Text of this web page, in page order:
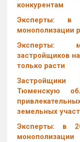
конкурентам
Эксперты: в
монополизации
Эксперты:
застройщиков
только расти
Тюменскую
земельных
Эксперты: в